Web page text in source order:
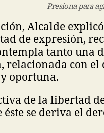
Presiona para
Alcalde
de expresión,
tanto una
relacionada con
oportuna.
de la libertad
se deriva el